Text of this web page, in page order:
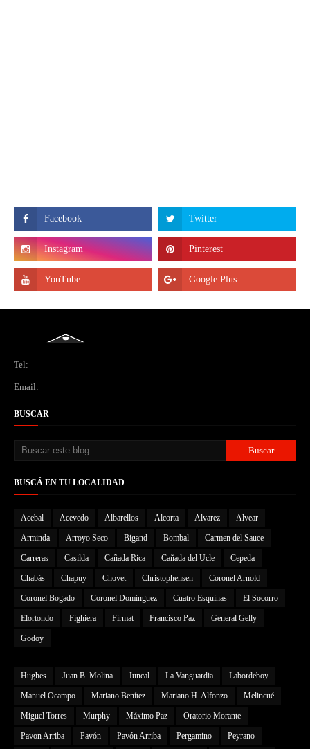
Tel:
Email:
BUSCAR
BUSCÁ EN TU LOCALIDAD
Acebal Acevedo Albarellos Alcorta Alvarez Alvear
Arminda Arroyo Seco Bigand Bombal Carmen del Sauce
Carreras Casilda Cañada Rica Cañada del Ucle Cepeda
Chabás Chapuy Chovet Christophensen Coronel Arnold
Coronel Bogado Coronel Domínguez Cuatro Esquinas El Socorro
Elortondo Fighiera Firmat Francisco Paz General Gelly
Godoy
Hughes Juan B. Molina Juncal La Vanguardia Labordeboy
Manuel Ocampo Mariano Benítez Mariano H. Alfonzo Melincué
Miguel Torres Murphy Máximo Paz Oratorio Morante
Pavon Arriba Pavón Pavón Arriba Pergamino Peyrano